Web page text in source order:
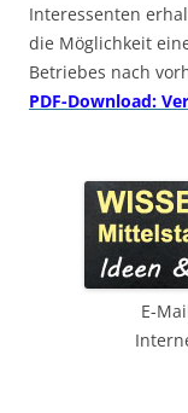
Interessenten
die Möglichkeit
Betriebes nach
PDF-Download:
E-